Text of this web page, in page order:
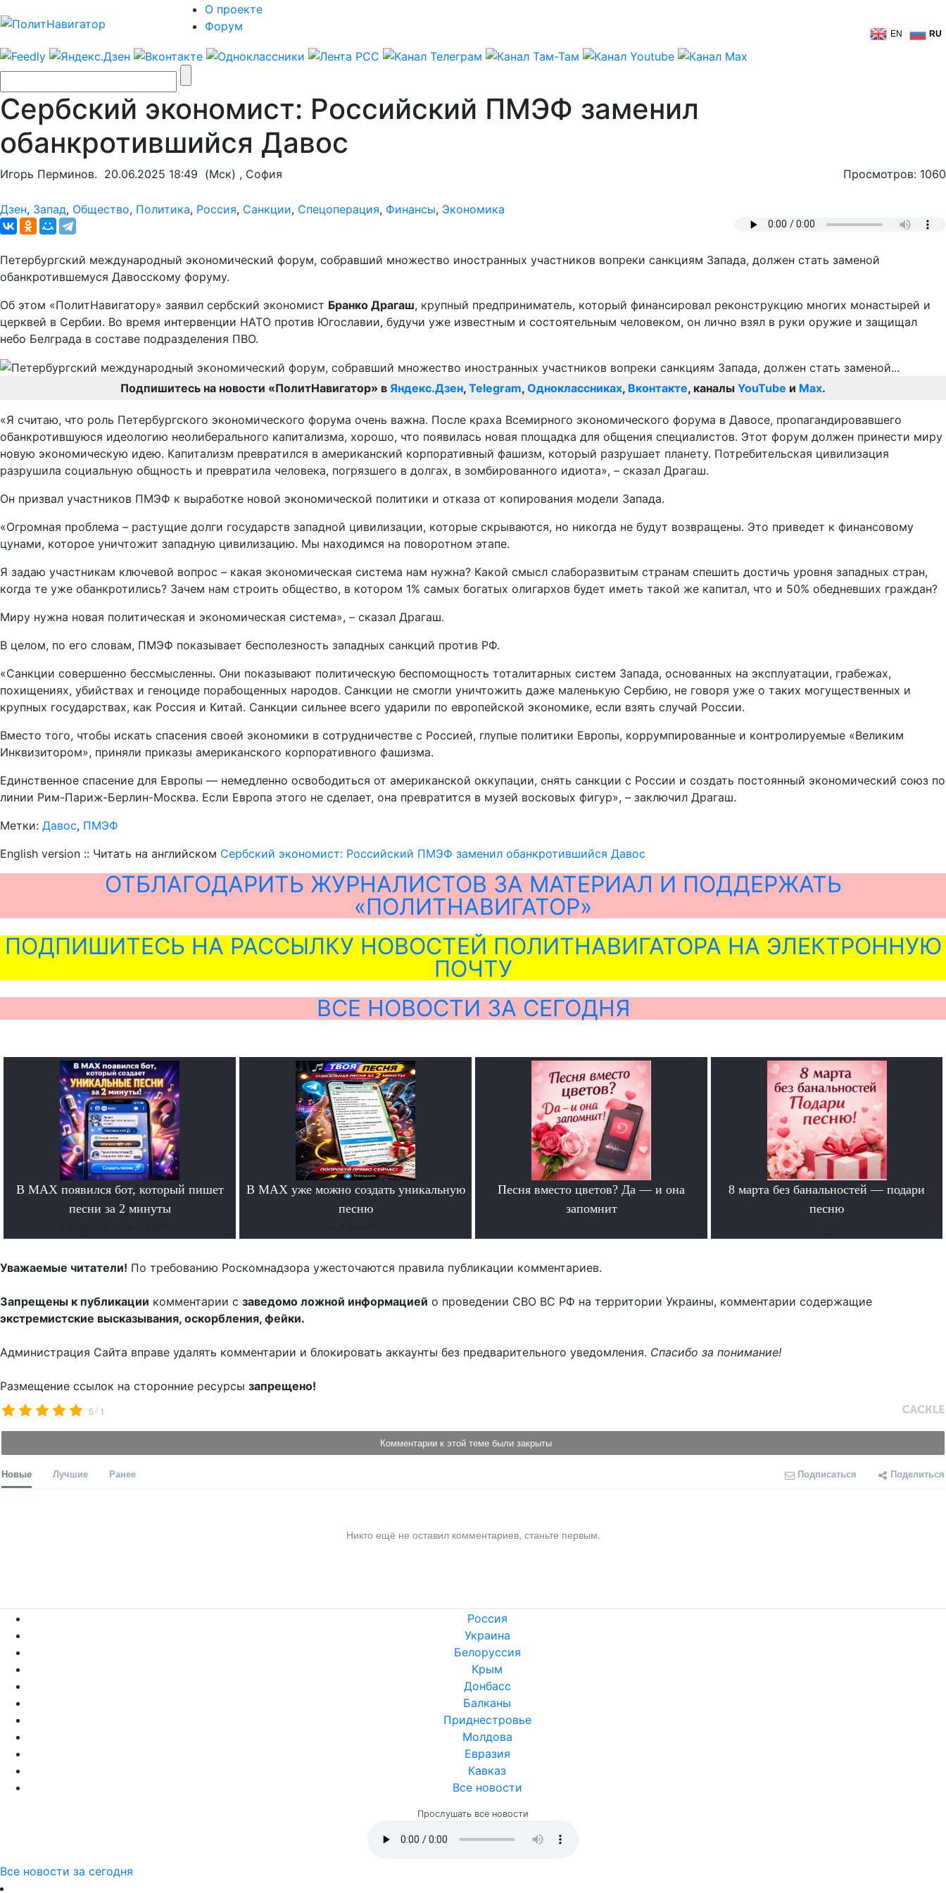
О проекте
Форум
EN RU
Сербский экономист: Российский ПМЭФ заменил
обанкротившийся Давос
Игорь Перминов. 20.06.2025 18:49 (Мск) , София Просмотров: 1060
Дзен, Запад, Общество, Политика, Россия, Санкции, Спецоперация, Финансы, Экономика
Петербургский международный экономический форум, собравший множество иностранных участников вопреки санкциям Запада, должен стать заменой
обанкротившемуся Давосскому форуму.
Об этом «ПолитНавигатору» заявил сербский экономист Бранко Драгаш, крупный предприниматель, который финансировал реконструкцию многих монастырей и
церквей в Сербии. Во время интервенции НАТО против Югославии, будучи уже известным и состоятельным человеком, он лично взял в руки оружие и защищал
небо Белграда в составе подразделения ПВО.
Подпишитесь на новости «ПолитНавигатор» в Яндекс.Дзен, Telegram, Одноклассниках, Вконтакте, каналы YouTube и Max.
«Я считаю, что роль Петербургского экономического форума очень важна. После краха Всемирного экономического форума в Давосе, пропагандировавшего
обанкротившуюся идеологию неолиберального капитализма, хорошо, что появилась новая площадка для общения специалистов. Этот форум должен принести миру
новую экономическую идею. Капитализм превратился в американский корпоративный фашизм, который разрушает планету. Потребительская цивилизация
разрушила социальную общность и превратила человека, погрязшего в долгах, в зомбированного идиота», – сказал Драгаш.
Он призвал участников ПМЭФ к выработке новой экономической политики и отказа от копирования модели Запада.
«Огромная проблема – растущие долги государств западной цивилизации, которые скрываются, но никогда не будут возвращены. Это приведет к финансовому
цунами, которое уничтожит западную цивилизацию. Мы находимся на поворотном этапе.
Я задаю участникам ключевой вопрос – какая экономическая система нам нужна? Какой смысл слаборазвитым странам спешить достичь уровня западных стран,
когда те уже обанкротились? Зачем нам строить общество, в котором 1% самых богатых олигархов будет иметь такой же капитал, что и 50% обедневших граждан?
Миру нужна новая политическая и экономическая система», – сказал Драгаш.
В целом, по его словам, ПМЭФ показывает бесполезность западных санкций против РФ.
«Санкции совершенно бессмысленны. Они показывают политическую беспомощность тоталитарных систем Запада, основанных на эксплуатации, грабежах,
похищениях, убийствах и геноциде порабощенных народов. Санкции не смогли уничтожить даже маленькую Сербию, не говоря уже о таких могущественных и
крупных государствах, как Россия и Китай. Санкции сильнее всего ударили по европейской экономике, если взять случай России.
Вместо того, чтобы искать спасения своей экономики в сотрудничестве с Россией, глупые политики Европы, коррумпированные и контролируемые «Великим
Инквизитором», приняли приказы американского корпоративного фашизма.
Единственное спасение для Европы — немедленно освободиться от американской оккупации, снять санкции с России и создать постоянный экономический союз по
линии Рим-Париж-Берлин-Москва. Если Европа этого не сделает, она превратится в музей восковых фигур», – заключил Драгаш.
Метки: Давос, ПМЭФ
English version :: Читать на английском Сербский экономист: Российский ПМЭФ заменил обанкротившийся Давос
ОТБЛАГОДАРИТЬ ЖУРНАЛИСТОВ ЗА МАТЕРИАЛ И ПОДДЕРЖАТЬ
«ПОЛИТНАВИГАТОР»
ПОДПИШИТЕСЬ НА РАССЫЛКУ НОВОСТЕЙ ПОЛИТНАВИГАТОРА НА ЭЛЕКТРОННУЮ
ПОЧТУ
ВСЕ НОВОСТИ ЗА СЕГОДНЯ
В MAX появился бот, который пишет
песни за 2 минуты
В MAX уже можно создать уникальную
песню
Песня вместо цветов? Да — и она
запомнит
8 марта без банальностей — подари
песню
Уважаемые читатели! По требованию Роскомнадзора ужесточаются правила публикации комментариев.
Запрещены к публикации комментарии с заведомо ложной информацией о проведении СВО ВС РФ на территории Украины, комментарии содержащие
экстремистские высказывания, оскорбления, фейки.
Администрация Сайта вправе удалять комментарии и блокировать аккаунты без предварительного уведомления. Спасибо за понимание!
Размещение ссылок на сторонние ресурсы запрещено!
5 / 1
Комментарии к этой теме были закрыты
Новые Лучшие Ранее Подписаться Поделиться
Никто ещё не оставил комментариев, станьте первым.
Россия
Украина
Белоруссия
Крым
Донбасс
Балканы
Приднестровье
Молдова
Евразия
Кавказ
Все новости
Прослушать все новости
Все новости за сегодня